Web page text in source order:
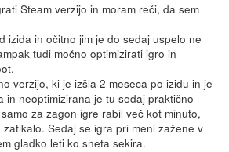
Steam verzijo in moram reči, da sem
izida in očitno jim je do sedaj uspelo ne
tudi močno optimizirati igro in
verzijo, ki je izšla 2 meseca po izidu in je
in neoptimizirana je tu sedaj praktično
za zagon igre rabil več kot minuto,
Sedaj se igra pri meni zažene v
gladko leti ko sneta sekira.